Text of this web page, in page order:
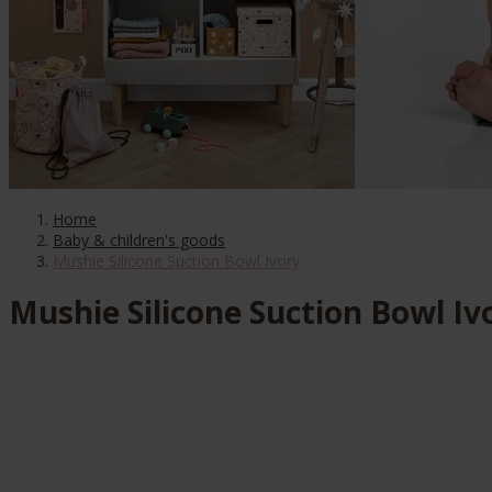
Home
Baby & children's goods
Mushie Silicone Suction Bowl